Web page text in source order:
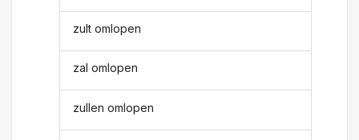
zult omlopen
zal omlopen
zullen omlopen